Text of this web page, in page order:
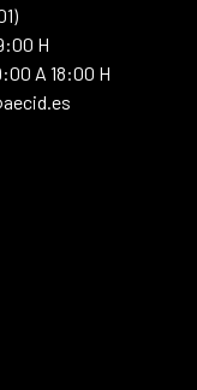
H
A 18:00 H